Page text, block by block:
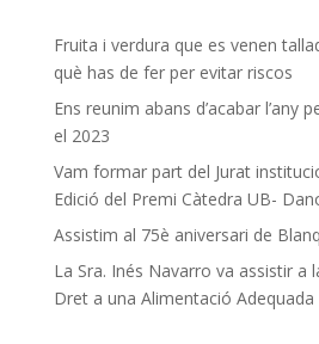
Fruita i verdura que es venen
què has de fer per evitar riscos
Ens reunim abans d’acabar l’any
el 2023
Vam formar part del Jurat
Edició del Premi Càtedra UB-
Assistim al 75è aniversari de
La Sra. Inés Navarro va assistir a
Dret a una Alimentació Adequada